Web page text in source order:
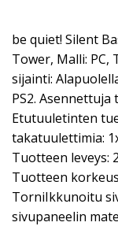
be quiet! Silent
Tower, Malli:
sijainti:
PS2. Asennettuja
Etutuuletinten
takatuulettimia:
Tuotteen leveys:
Tuotteen
TorniIkkunoitu
sivupaneelin